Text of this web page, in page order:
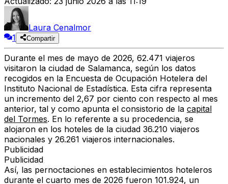
Laura Cenalmor
1
Compartir
Durante el mes de mayo de 2026, 62.471 viajeros
visitaron la ciudad de Salamanca, según los datos
recogidos en la Encuesta de Ocupación Hotelera del
Instituto Nacional de Estadística. Esta cifra representa
un incremento del 2,67 por ciento con respecto al mes
anterior, tal y como apunta el consistorio de la capital
del Tormes. En lo referente a su procedencia, se
alojaron en los hoteles de la ciudad 36.210 viajeros
nacionales y 26.261 viajeros internacionales.
Publicidad
Publicidad
Así, las pernoctaciones en establecimientos hoteleros
durante el cuarto mes de 2026 fueron 101.924, un